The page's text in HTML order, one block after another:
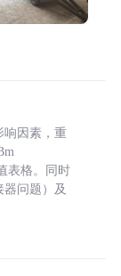
响因素，重
表格。同时
问题）及